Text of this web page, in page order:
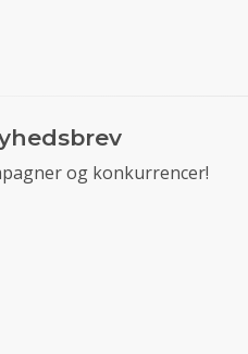
og konkurrencer!